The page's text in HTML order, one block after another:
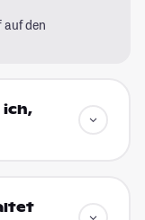
den
ich,